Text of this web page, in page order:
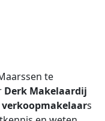
te
Derk Makelaardij
verkoopmakelaars